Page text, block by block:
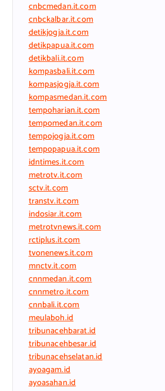
cnbcmedan.it.com
cnbckalbar.it.com
detikjogja.it.com
detikpapua.it.com
detikbali.it.com
kompasbali.it.com
kompasjogja.it.com
kompasmedan.it.com
tempoharian.it.com
tempomedan.it.com
tempojogja.it.com
tempopapua.it.com
idntimes.it.com
metrotv.it.com
sctv.it.com
transtv.it.com
indosiar.it.com
metrotvnews.it.com
rctiplus.it.com
tvonenews.it.com
mnctv.it.com
cnnmedan.it.com
cnnmetro.it.com
cnnbali.it.com
meulaboh.id
tribunacehbarat.id
tribunacehbesar.id
tribunacehselatan.id
ayoagam.id
ayoasahan.id